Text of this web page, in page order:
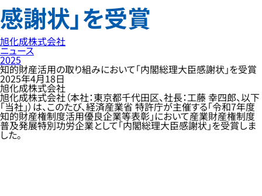
感謝状」を受賞
旭化成株式会社
ニュース
2025
知的財産活用の取り組みにおいて「内閣総理大臣感謝状」を受賞
2025年4月18日
旭化成株式会社
旭化成株式会社（本社：東京都千代田区、社長：工藤 幸四郎、以下
「当社」）は、このたび、経済産業省 特許庁が主催する「令和7年度
知的財産権制度活用優良企業等表彰」において産業財産権制度
普及発展特別功労企業として「内閣総理大臣感謝状」を受賞しま
した。